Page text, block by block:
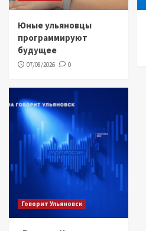
Юные ульяновцы
программируют
будущее
07/08/2026 0
Говорит Ульяновск